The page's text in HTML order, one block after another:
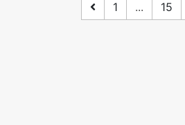
1 ... 15